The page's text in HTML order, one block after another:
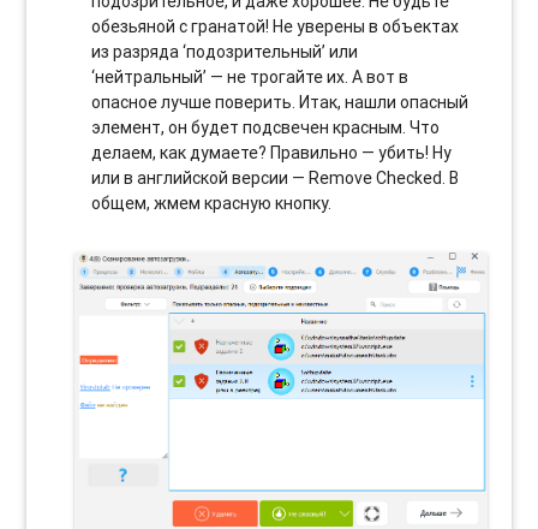
обезьяной с гранатой! Не уверены в объектах
из разряда ‘подозрительный’ или
‘нейтральный’ — не трогайте их. А вот в
опасное лучше поверить. Итак, нашли опасный
элемент, он будет подсвечен красным. Что
делаем, как думаете? Правильно — убить! Ну
или в английской версии — Remove Checked. В
общем, жмем красную кнопку.